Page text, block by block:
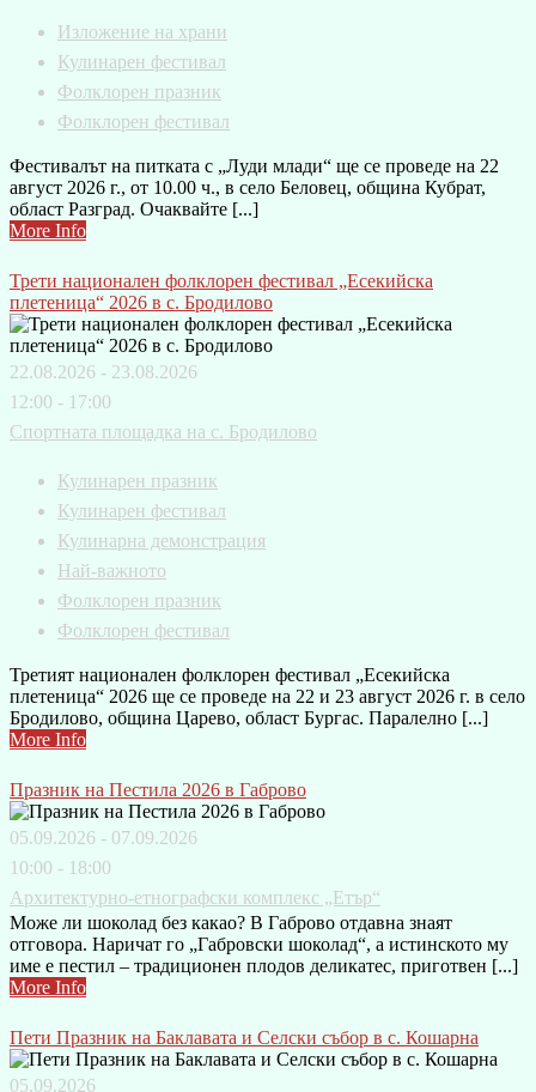
Изложение на храни
Кулинарен фестивал
Фолклорен празник
Фолклорен фестивал
Фестивалът на питката с „Луди млади“ ще се проведе на 22
август 2026 г., от 10.00 ч., в село Беловец, община Кубрат,
област Разград. Очаквайте [...]
More Info
Трети национален фолклорен фестивал „Есекийска
плетеница“ 2026 в с. Бродилово
22.08.2026 - 23.08.2026
12:00 - 17:00
Спортната площадка на с. Бродилово
Кулинарен празник
Кулинарен фестивал
Кулинарна демонстрация
Най-важното
Фолклорен празник
Фолклорен фестивал
Третият национален фолклорен фестивал „Есекийска
плетеница“ 2026 ще се проведе на 22 и 23 август 2026 г. в село
Бродилово, община Царево, област Бургас. Паралелно [...]
More Info
Празник на Пестила 2026 в Габрово
05.09.2026 - 07.09.2026
10:00 - 18:00
Архитектурно-етнографски комплекс „Етър“
Може ли шоколад без какао? В Габрово отдавна знаят
отговора. Наричат го „Габровски шоколад“, а истинското му
име е пестил – традиционен плодов деликатес, приготвен [...]
More Info
Пети Празник на Баклавата и Селски събор в с. Кошарна
05.09.2026